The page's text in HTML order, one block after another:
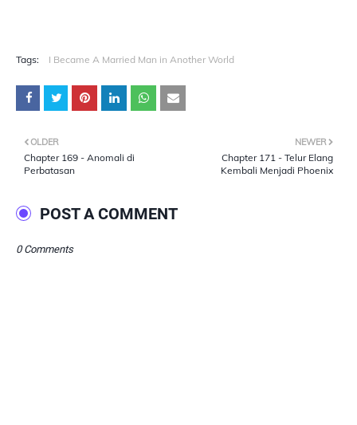
Tags: I Became A Married Man in Another World
NEWER
Chapter 171 - Telur Elang
Kembali Menjadi Phoenix
OLDER
Chapter 169 - Anomali di
Perbatasan
POST A COMMENT
0 Comments